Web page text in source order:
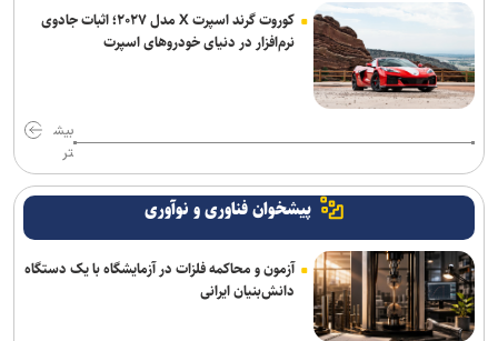
کوروت گرند اسپرت X مدل ۲۰۲۷؛ اثبات جادوی
نرم‌افزار در دنیای خودروهای اسپرت
بیش
تر
پیشخوان فناوری و نوآوری
آزمون و محاکمه فلزات در آزمایشگاه با یک دستگاه
دانش‌بنیان ایرانی